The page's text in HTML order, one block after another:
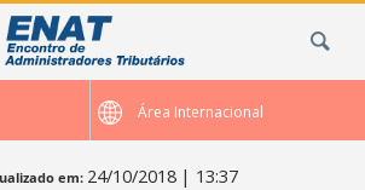
Área Internacional
em: 24/10/2018 | 13:37